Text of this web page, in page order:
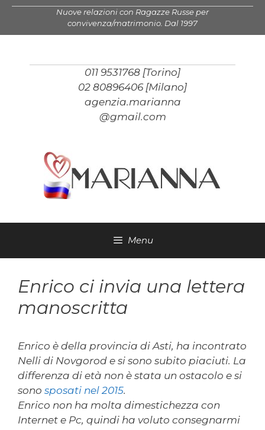
Vai
contenuto
Nuove relazioni con Ragazze Russe per
convivenza/matrimonio. Dal 1997
011 9531768 [Torino]
02 80896406 [Milano]
agenzia.marianna
@gmail.com
Menu
Enrico ci invia una lettera
manoscritta
Enrico è della provincia di Asti, ha incontrato
Nelli di Novgorod e si sono subito piaciuti. La
differenza di età non è stata un ostacolo e si
sono sposati nel 2015.
Enrico non ha molta dimestichezza con
Internet e Pc, quindi ha voluto consegnarmi